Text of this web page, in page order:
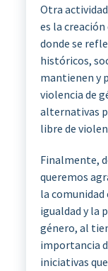
Otra
es la
donde se
históricos,
mantienen y
violencia de
alternativas
libre de
Finalmente,
queremos
la
igualdad y la
género, al
importancia
iniciativas